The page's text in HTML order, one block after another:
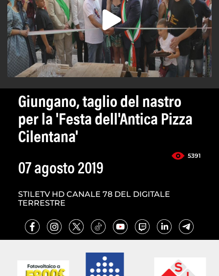
Giungano, taglio del nastro
per la 'Festa dell'Antica Pizza
Cilentana'
5391
07 agosto 2019
STILETV HD CANALE 78 DEL DIGITALE
TERRESTRE